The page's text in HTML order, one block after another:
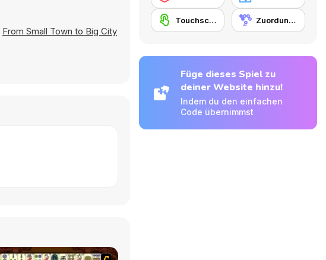
From Small Town to Big City
Touchscreen Zuordungsspiel
Füge dieses Spiel zu
deiner Website hinzu!
Indem du den einfachen
Code übernimmst